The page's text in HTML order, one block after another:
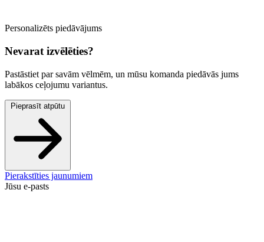
Personalizēts piedāvājums
Nevarat izvēlēties?
Pastāstiet par savām vēlmēm, un mūsu komanda piedāvās jums
labākos ceļojumu variantus.
Pieprasīt atpūtu
Pierakstīties jaunumiem
Jūsu e-pasts